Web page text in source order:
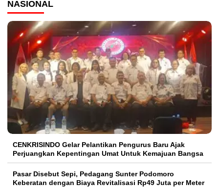
NASIONAL
CENKRISINDO Gelar Pelantikan Pengurus Baru Ajak
Perjuangkan Kepentingan Umat Untuk Kemajuan Bangsa
Pasar Disebut Sepi, Pedagang Sunter Podomoro
Keberatan dengan Biaya Revitalisasi Rp49 Juta per Meter